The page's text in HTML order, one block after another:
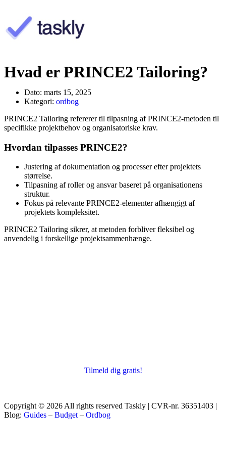
Hvad er PRINCE2 Tailoring?
Dato: marts 15, 2025
Kategori: ordbog
PRINCE2 Tailoring refererer til tilpasning af PRINCE2-metoden til
specifikke projektbehov og organisatoriske krav.
Hvordan tilpasses PRINCE2?
Justering af dokumentation og processer efter projektets
størrelse.
Tilpasning af roller og ansvar baseret på organisationens
struktur.
Fokus på relevante PRINCE2-elementer afhængigt af
projektets kompleksitet.
PRINCE2 Tailoring sikrer, at metoden forbliver fleksibel og
anvendelig i forskellige projektsammenhænge.
Tilmeld dig gratis!
Copyright © 2026 All rights reserved Taskly | CVR-nr. 36351403 |
Blog: Guides – Budget – Ordbog